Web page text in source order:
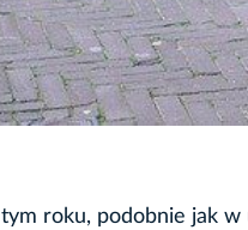
roku, podobnie jak